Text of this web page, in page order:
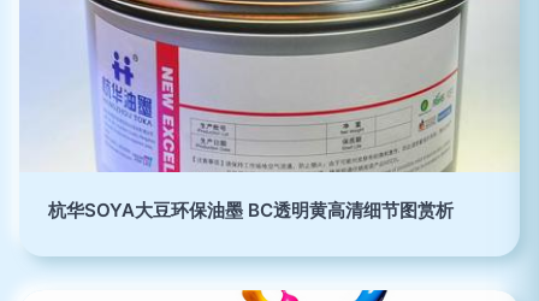
杭华SOYA大豆环保油墨 BC透明黄高清细节图赏析